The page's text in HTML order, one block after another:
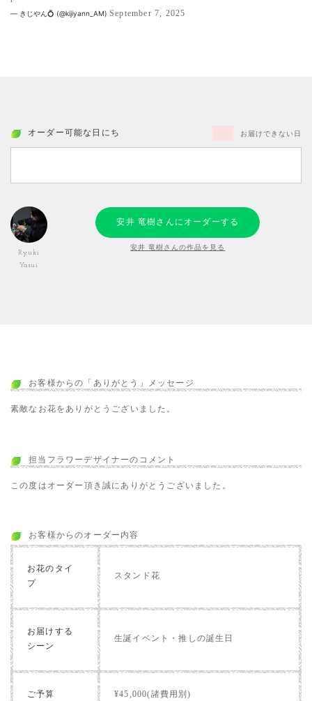
— きじやん💍 (@kijiyann_AM) September 7, 2025
オーダー可能な日にち お届けできない日
Ryuki
Yasui
安井 竜樹さんにオーダーする
安井 竜樹さんの作品を見る
お客様からの「ありがとう」メッセージ
素敵なお花をありがとうございました。
担当フラワーデザイナーのコメント
この度はオーダー頂き誠にありがとうございました。
お客様からのオーダー内容
お花のタイ
プ
スタンド花
お届けする
シーン
生誕イベント・推しの誕生日
ご予算 ¥45,000(諸費用別)